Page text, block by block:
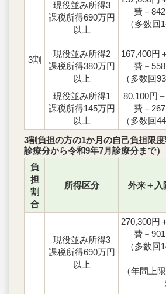
3割
現役並み所得3
課税所得690万円
以上
費－
（多数
現役並み所得2
課税所得380万円
以上
167,400円
費－
（多数回
現役並み所得1
課税所得145万円
以上
80,100円
費－
（多数回
3割負担の方の1か月の自己負担限度
診療分から令和9年7月診療分まで）
負
担
割
合
所得区分 外来＋入
現役並み所得3
課税所得690万円
以上
270,300円
費－
（多数
（年間上